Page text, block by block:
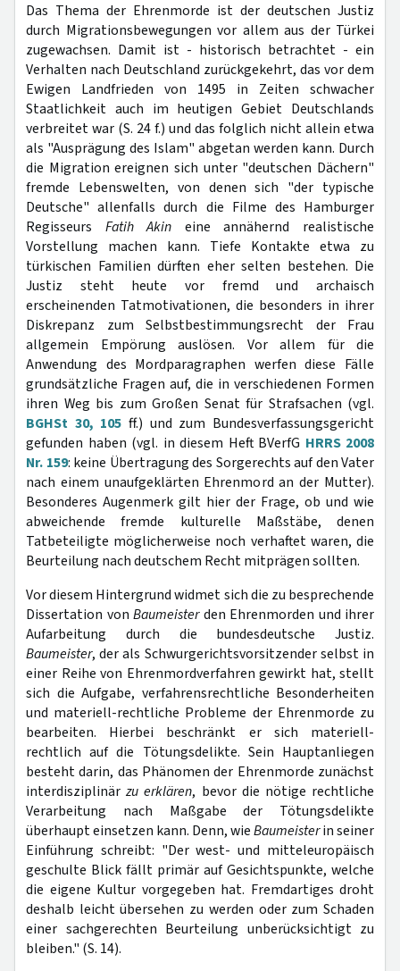
Das Thema der Ehrenmorde ist der deutschen Justiz
durch Migrationsbewegungen vor allem aus der Türkei
zugewachsen. Damit ist - historisch betrachtet - ein
Verhalten nach Deutschland zurückgekehrt, das vor dem
Ewigen Landfrieden von 1495 in Zeiten schwacher
Staatlichkeit auch im heutigen Gebiet Deutschlands
verbreitet war (S. 24 f.) und das folglich nicht allein etwa
als "Ausprägung des Islam" abgetan werden kann. Durch
die Migration ereignen sich unter "deutschen Dächern"
fremde Lebenswelten, von denen sich "der typische
Deutsche" allenfalls durch die Filme des Hamburger
Regisseurs Fatih Akin eine annähernd realistische
Vorstellung machen kann. Tiefe Kontakte etwa zu
türkischen Familien dürften eher selten bestehen. Die
Justiz steht heute vor fremd und archaisch
erscheinenden Tatmotivationen, die besonders in ihrer
Diskrepanz zum Selbstbestimmungsrecht der Frau
allgemein Empörung auslösen. Vor allem für die
Anwendung des Mordparagraphen werfen diese Fälle
grundsätzliche Fragen auf, die in verschiedenen Formen
ihren Weg bis zum Großen Senat für Strafsachen (vgl.
BGHSt 30, 105 ff.) und zum Bundesverfassungsgericht
gefunden haben (vgl. in diesem Heft BVerfG HRRS 2008
Nr. 159: keine Übertragung des Sorgerechts auf den Vater
nach einem unaufgeklärten Ehrenmord an der Mutter).
Besonderes Augenmerk gilt hier der Frage, ob und wie
abweichende fremde kulturelle Maßstäbe, denen
Tatbeteiligte möglicherweise noch verhaftet waren, die
Beurteilung nach deutschem Recht mitprägen sollten.
Vor diesem Hintergrund widmet sich die zu besprechende
Dissertation von Baumeisterden Ehrenmorden und ihrer
Aufarbeitung durch die bundesdeutsche Justiz.
Baumeister, der als Schwurgerichtsvorsitzender selbst in
einer Reihe von Ehrenmordverfahren gewirkt hat, stellt
sich die Aufgabe, verfahrensrechtliche Besonderheiten
und materiell-rechtliche Probleme der Ehrenmorde zu
bearbeiten. Hierbei beschränkt er sich materiell-
rechtlich auf die Tötungsdelikte. Sein Hauptanliegen
besteht darin, das Phänomen der Ehrenmorde zunächst
interdisziplinärzu erklären, bevor die nötige rechtliche
Verarbeitung nach Maßgabe der Tötungsdelikte
überhaupt einsetzen kann. Denn, wieBaumeisterin seiner
Einführung schreibt: "Der west- und mitteleuropäisch
geschulte Blick fällt primär auf Gesichtspunkte, welche
die eigene Kultur vorgegeben hat. Fremdartiges droht
deshalb leicht übersehen zu werden oder zum Schaden
einer sachgerechten Beurteilung unberücksichtigt zu
bleiben." (S. 14).